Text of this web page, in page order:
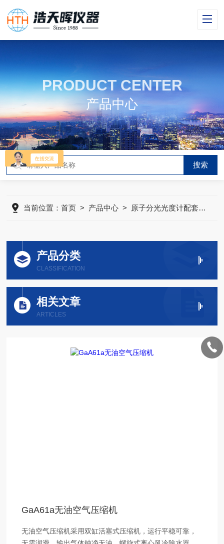
PRODUCT CENTER
产品中心
当前位置：首页 > 产品中心 > 原子分光光度计配套仪器
产品分类
CLASSIFICATION
相关文章
ARTICLES
GaA61a无油空气压缩机
无油空气压缩机采用双缸活塞式压缩机，运行平稳可靠，